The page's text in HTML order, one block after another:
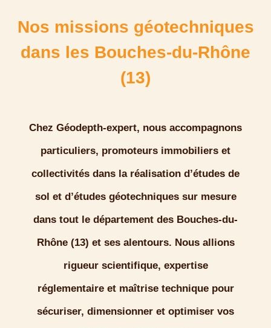
Nos missions géotechniques
dans les Bouches-du-Rhône
(13)
Chez Géodepth-expert, nous accompagnons
particuliers, promoteurs immobiliers et
collectivités dans la réalisation d’études de
sol et d’études géotechniques sur mesure
dans tout le département des Bouches-du-
Rhône (13) et ses alentours. Nous allions
rigueur scientifique, expertise
réglementaire et maîtrise technique pour
sécuriser, dimensionner et optimiser vos